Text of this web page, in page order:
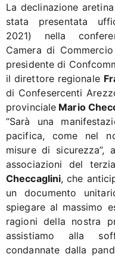
La declinazione
stata presentata
2021) nella
Camera di
presidente di
il direttore regionale
di Confesercenti
provinciale Mario
“Sarà una
pacifica, come nel
misure di sicurezza”,
associazioni del
Checcaglini, che
un documento
spiegare al massimo
ragioni della nostra
assistiamo alla
condannate dalla